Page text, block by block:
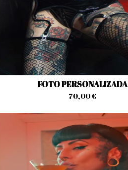
FOTO PERSONALIZADA
70,00€